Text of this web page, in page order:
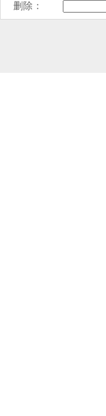
删除：